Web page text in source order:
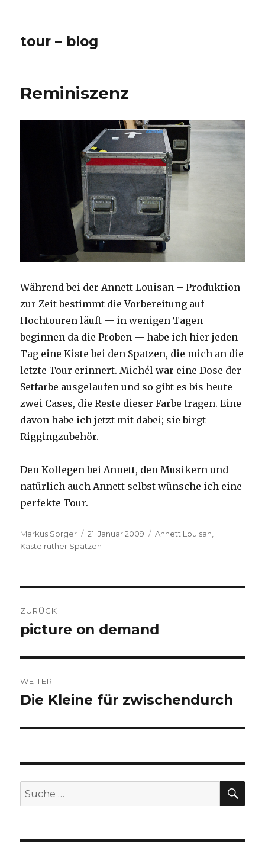
tour – blog
Reminiszenz
Während bei der Annett Louisan – Produktion
zur Zeit bestimmt die Vorbereitung auf
Hochtouren läuft — in wenigen Tagen
beginnen da die Proben — habe ich hier jeden
Tag eine Kiste bei den Spatzen, die mich an die
letzte Tour erinnert. Michél war eine Dose der
Setfarbe ausgelaufen und so gibt es bis heute
zwei Cases, die Reste dieser Farbe tragen. Eine
davon habe ich jetzt mit dabei; sie birgt
Riggingzubehör.
Den Kollegen bei Annett, den Musikern und
natürlich auch Annett selbst wünsche ich eine
perfekte Tour.
Autor
Markus Sorger
Veröffentlicht
am
21. Januar 2009 Kategorien
Annett Louisan
Kastelruther Spatzen
ZURÜCK
Vorheriger
picture on demand
WEITER
Nächster
Die Kleine für zwischendurch
Suche
nach: